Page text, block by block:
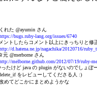
れた @ayumin さん
bugs.ruby-lang.org/issues/6740
ントしたらコメント以上にきっちりと修
d.hatena.ne.jp/nagachika/20120716/
元 @merborne さん
melborne.github.com/2012/07/19/ruby-
ったけど java の plugin がないのでしょ
をレビューしてくださる人 :)
めてどこかにまとめようかな